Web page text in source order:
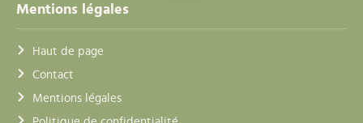
Mentions légales
Haut de page
Contact
Mentions légales